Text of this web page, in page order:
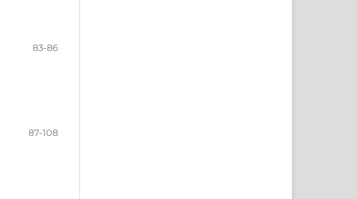
83-86
87-108